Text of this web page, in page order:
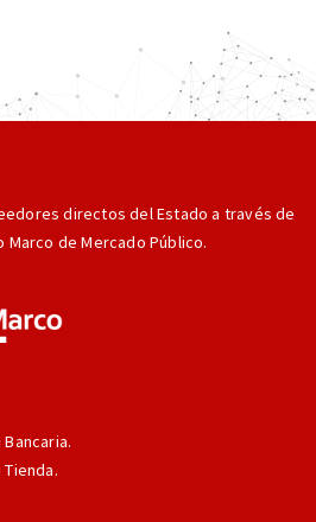
directos del Estado a través de
Marco de Mercado Público.